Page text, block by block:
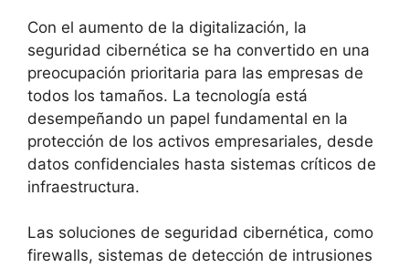
Con el aumento de la digitalización, la
seguridad cibernética se ha convertido en una
preocupación prioritaria para las empresas de
todos los tamaños. La tecnología está
desempeñando un papel fundamental en la
protección de los activos empresariales, desde
datos confidenciales hasta sistemas críticos de
infraestructura.
Las soluciones de seguridad cibernética, como
firewalls, sistemas de detección de intrusiones